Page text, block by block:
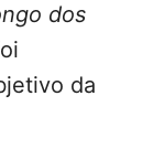
dos
da